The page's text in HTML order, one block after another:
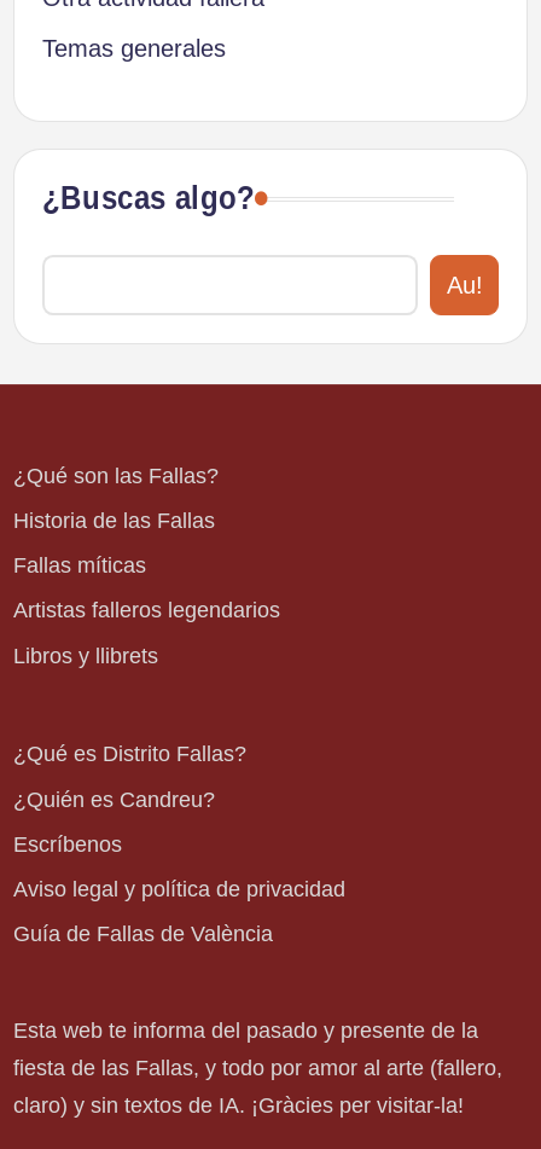
Temas generales
¿Buscas algo?
Au!
¿Qué son las Fallas?
Historia de las Fallas
Fallas míticas
Artistas falleros legendarios
Libros y llibrets
¿Qué es Distrito Fallas?
¿Quién es Candreu?
Escríbenos
Aviso legal y política de privacidad
Guía de Fallas de València
Esta web te informa del pasado y presente de la
fiesta de las Fallas, y todo por amor al arte (fallero,
claro) y sin textos de IA. ¡Gràcies per visitar-la!